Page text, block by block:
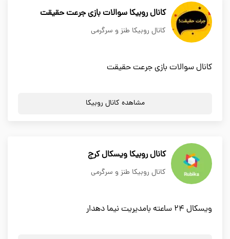
کانال روبیکا سوالات بازی جرعت حقیقت
کانال روبیکا طنز و سرگرمی
کانال سوالات بازی جرعت حقیقت
مشاهده کانال روبیکا
کانال روبیکا ویسکال کرج
کانال روبیکا طنز و سرگرمی
ویسکال 24 ساعته بامدیریت نیما دهدار